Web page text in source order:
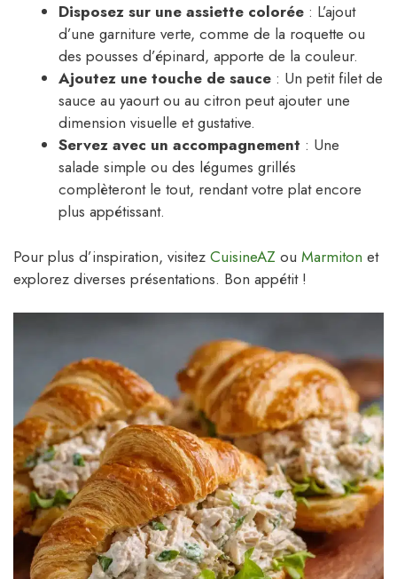
Disposez sur une assiette colorée : L’ajout
d’une garniture verte, comme de la roquette ou
des pousses d’épinard, apporte de la couleur.
Ajoutez une touche de sauce : Un petit filet de
sauce au yaourt ou au citron peut ajouter une
dimension visuelle et gustative.
Servez avec un accompagnement : Une
salade simple ou des légumes grillés
complèteront le tout, rendant votre plat encore
plus appétissant.
Pour plus d’inspiration, visitez CuisineAZ ou Marmiton et
explorez diverses présentations. Bon appétit !